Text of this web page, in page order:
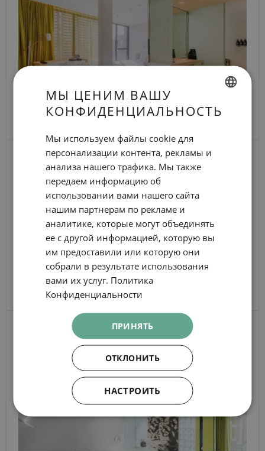
поездки
ПРЕБЫТИЕ
ВЫЛЕТ ИЗ
Детали
бронирования
ЛЮДИ
СПАЛЬНИ
ПОИСК
ДРУГИЕ
СПАЛЬНИ
SPANISH
CATALAN
GERMAN
МЫ ЦЕНИМ ВАШУ
КОНФИДЕНЦИАЛЬНОСТЬ
Мы используем файлы cookie для
персонализации контента, рекламы и
анализа нашего трафика. Мы также
передаем информацию об
использовании вами нашего сайта
нашим партнерам по рекламе и
аналитике, которые могут объединять
ее с другой информацией, которую вы
им предоставили или которую они
собрали в результате использования
вами их услуг. Политика
Конфиденциальности
ПРИНЯТЬ
ОТКЛОНИТЬ
НАСТРОИТЬ